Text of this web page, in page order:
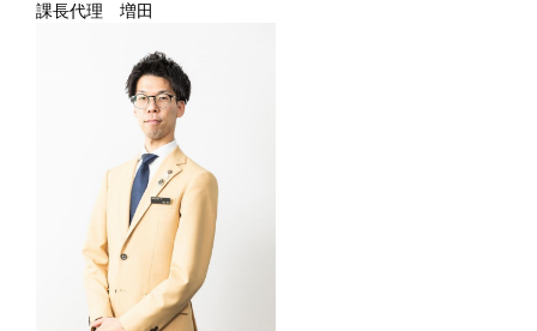
課長代理 増田